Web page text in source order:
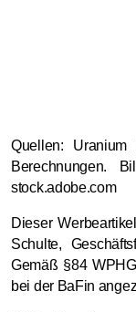
Quellen:
Berechnungen.
stock.adobe.com
Dieser
Schulte,
Gemäß §84
bei der BaFin